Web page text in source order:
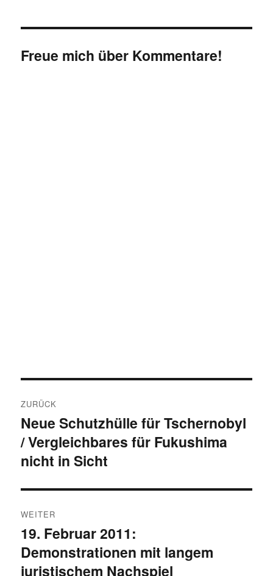
Freue mich über Kommentare!
ZURÜCK
Vorheriger
Beitrag:
Neue Schutzhülle für Tschernobyl
/ Vergleichbares für Fukushima
nicht in Sicht
WEITER
Nächster
Beitrag:
19. Februar 2011:
Demonstrationen mit langem
juristischem Nachspiel